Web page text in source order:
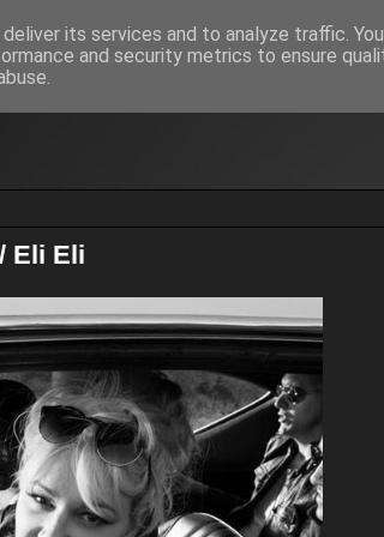
Eli Eli
its services and to analyze traffic.
and security metrics to ensure